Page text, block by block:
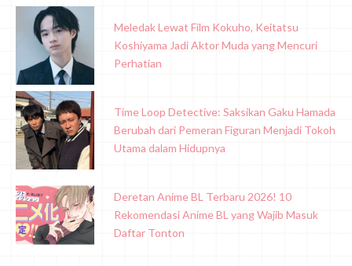
Meledak Lewat Film Kokuho, Keitatsu
Koshiyama Jadi Aktor Muda yang Mencuri
Perhatian
Time Loop Detective: Saksikan Gaku Hamada
Berubah dari Pemeran Figuran Menjadi Tokoh
Utama dalam Hidupnya
Deretan Anime BL Terbaru 2026! 10
Rekomendasi Anime BL yang Wajib Masuk
Daftar Tonton